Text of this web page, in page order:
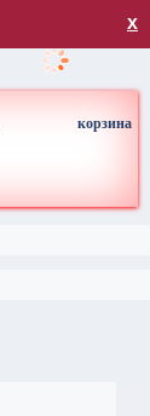
х
корзина